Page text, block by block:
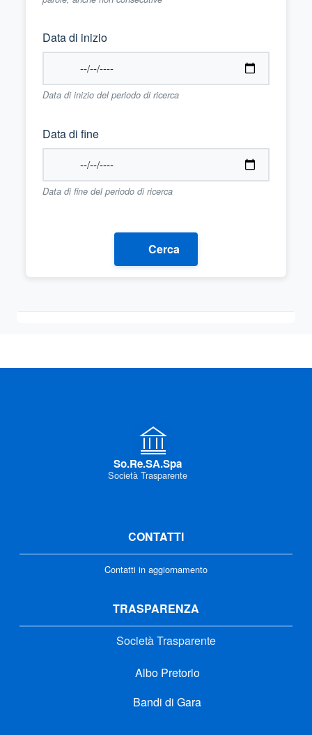
Data di inizio
Data di inizio del periodo di ricerca
Data di fine
Data di fine del periodo di ricerca
Cerca
So.Re.SA.Spa
Società Trasparente
CONTATTI
Contatti in aggiornamento
TRASPARENZA
Società Trasparente
Albo Pretorio
Bandi di Gara